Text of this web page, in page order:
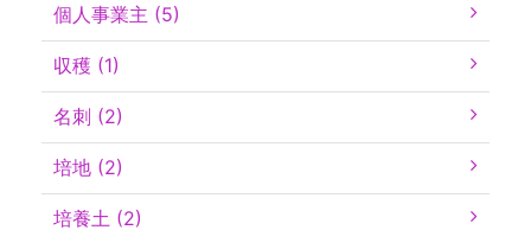
個人事業主 (5)
収穫 (1)
名刺 (2)
培地 (2)
培養土 (2)